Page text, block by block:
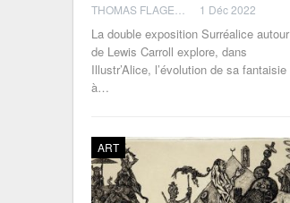
1 Déc 2022
La double exposition Surréalice autour
de Lewis Carroll explore, dans
Illustr’Alice, l’évolution de sa fantaisie
à…
ART